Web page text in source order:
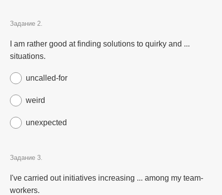
Задание 2.
I am rather good at finding solutions to quirky and ...
situations.
uncalled-for
weird
unexpected
Задание 3.
I've carried out initiatives increasing ... among my team-
workers.